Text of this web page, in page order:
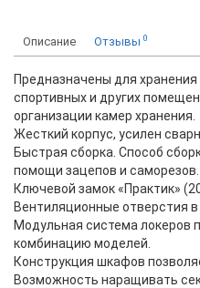
Описание Отзывы 0
Предназначены для
спортивных и других
организации камер хранения.
Жесткий корпус, усилен
Быстрая сборка. Способ
помощи зацепов и саморезов.
Ключевой замок «Практик»
Вентиляционные отверстия в
Модульная система локеров
комбинацию моделей.
Конструкция шкафов
Возможность наращивать